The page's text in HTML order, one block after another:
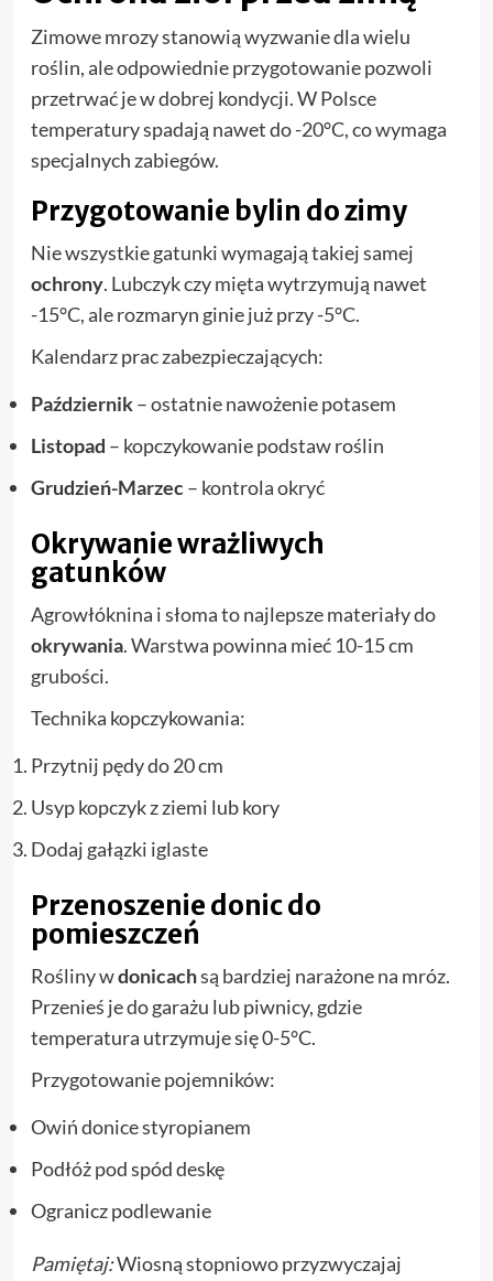
Zimowe mrozy stanowią wyzwanie dla wielu
roślin, ale odpowiednie przygotowanie pozwoli
przetrwać je w dobrej kondycji. W Polsce
temperatury spadają nawet do -20°C, co wymaga
specjalnych zabiegów.
Przygotowanie bylin do zimy
Nie wszystkie gatunki wymagają takiej samej
ochrony. Lubczyk czy mięta wytrzymują nawet
-15°C, ale rozmaryn ginie już przy -5°C.
Kalendarz prac zabezpieczających:
Październik– ostatnie nawożenie potasem
Listopad – kopczykowanie podstaw roślin
Grudzień-Marzec– kontrola okryć
Okrywanie wrażliwych
gatunków
Agrowłóknina i słoma to najlepsze materiały do
okrywania. Warstwa powinna mieć 10-15 cm
grubości.
Technika kopczykowania:
Przytnij pędy do 20 cm
Usyp kopczyk z ziemi lub kory
Dodaj gałązki iglaste
Przenoszenie donic do
pomieszczeń
Rośliny wdonicachsą bardziej narażone na mróz.
Przenieś je do garażu lub piwnicy, gdzie
temperatura utrzymuje się 0-5°C.
Przygotowanie pojemników:
Owiń donice styropianem
Podłóż pod spód deskę
Ogranicz podlewanie
Pamiętaj:Wiosną stopniowo przyzwyczajaj